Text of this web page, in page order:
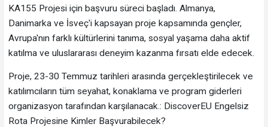
KA155 Projesi için başvuru süreci başladı. Almanya,
Danimarka ve İsveç'i kapsayan proje kapsamında gençler,
Avrupa'nın farklı kültürlerini tanıma, sosyal yaşama daha aktif
katılma ve uluslararası deneyim kazanma fırsatı elde edecek.
Proje, 23-30 Temmuz tarihleri arasında gerçekleştirilecek ve
katılımcıların tüm seyahat, konaklama ve program giderleri
organizasyon tarafından karşılanacak.: DiscoverEU Engelsiz
Rota Projesine Kimler Başvurabilecek?